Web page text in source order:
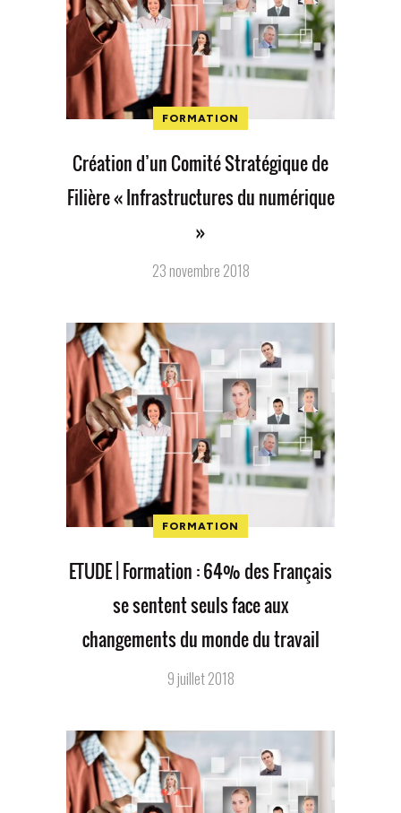
FORMATION
Création d’un Comité Stratégique de
Filière « Infrastructures du numérique
»
23 novembre 2018
FORMATION
ETUDE | Formation : 64% des Français
se sentent seuls face aux
changements du monde du travail
9 juillet 2018